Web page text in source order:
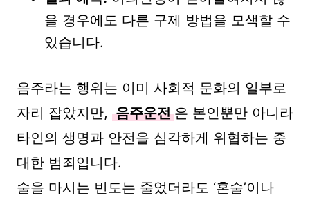
을 경우에도 다른 구제 방법을 모색할 수
있습니다.
음주라는 행위는 이미 사회적 문화의 일부로
자리 잡았지만, 음주운전 은 본인뿐만 아니라
타인의 생명과 안전을 심각하게 위협하는 중
대한 범죄입니다.
술을 마시는 빈도는 줄었더라도 ‘혼술’이나